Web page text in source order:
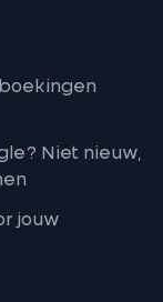
Niet nieuw,
jouw